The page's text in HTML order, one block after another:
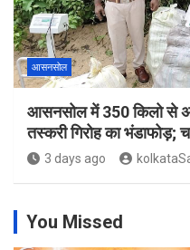
आसनसोल
आसनसोल में 350 किलो से
तस्करी गिरोह का भंडाफोड़;
3 days ago
You Missed